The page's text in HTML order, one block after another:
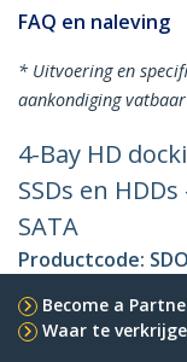
FAQ en naleving
* Uitvoering en
aankondiging
4-Bay HD
SSDs en
SATA
Productcode:
Become a
Waar te